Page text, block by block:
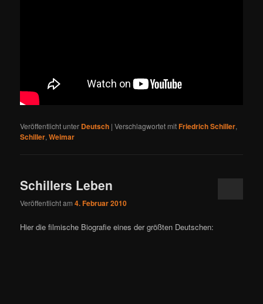
Veröffentlicht unter Deutsch |Verschlagwortet mitFriedrich Schiller,
Schiller,Weimar
Schillers Leben
Veröffentlicht am4. Februar 2010
Hier die filmische Biografie eines der größten Deutschen: